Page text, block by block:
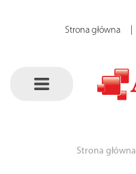
Strona główna
Strona główna